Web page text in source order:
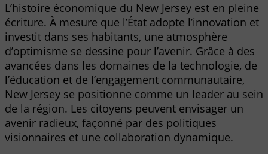
L’histoire économique du New Jersey est en pleine
écriture. À mesure que l’État adopte l’innovation et
investit dans ses habitants, une atmosphère
d’optimisme se dessine pour l’avenir. Grâce à des
avancées dans les domaines de la technologie, de
l’éducation et de l’engagement communautaire,
New Jersey se positionne comme un leader au sein
de la région. Les citoyens peuvent envisager un
avenir radieux, façonné par des politiques
visionnaires et une collaboration dynamique.